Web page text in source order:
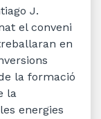
J.
el conveni
en
la formació
la
energies